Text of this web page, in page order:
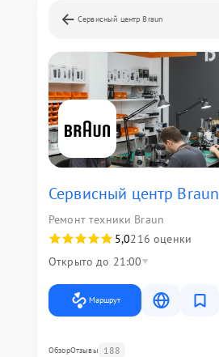
Сервисный центр Braun
Сервисный центр Braun
Ремонт техники Braun
5,0216 оценки
Открыто до 21:00
Маршрут
ОбзорОтзывы 188